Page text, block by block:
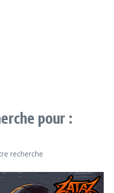
pour :
recherche